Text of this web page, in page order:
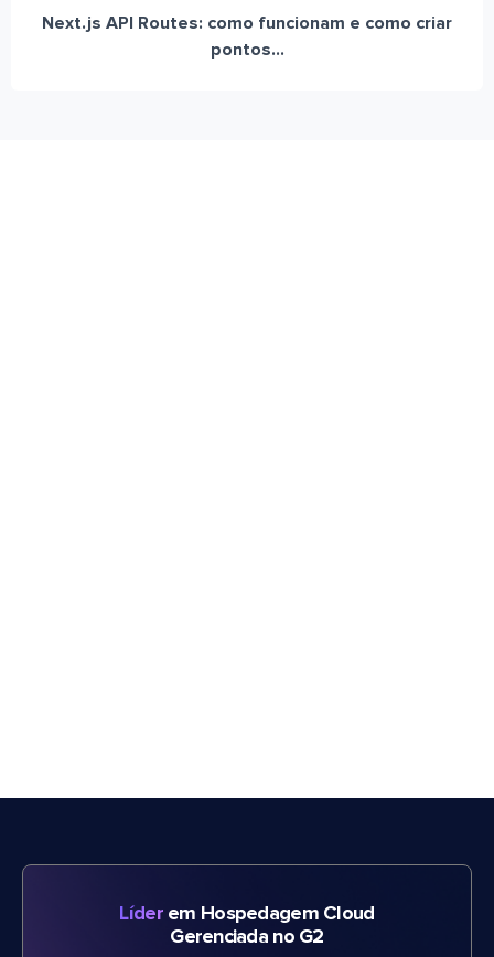
Next.js API Routes: como funcionam e como criar
pontos...
Líderem Hospedagem Cloud
Gerenciada no G2